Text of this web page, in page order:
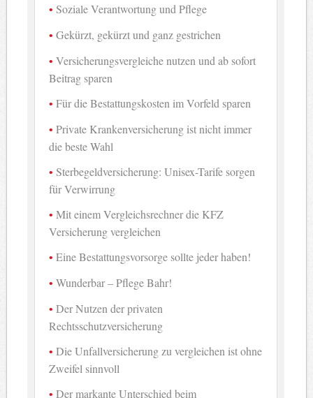
Soziale Verantwortung und Pflege
Gekürzt, gekürzt und ganz gestrichen
Versicherungsvergleiche nutzen und ab sofort
Beitrag sparen
Für die Bestattungskosten im Vorfeld sparen
Private Krankenversicherung ist nicht immer
die beste Wahl
Sterbegeldversicherung: Unisex-Tarife sorgen
für Verwirrung
Mit einem Vergleichsrechner die KFZ
Versicherung vergleichen
Eine Bestattungsvorsorge sollte jeder haben!
Wunderbar – Pflege Bahr!
Der Nutzen der privaten
Rechtsschutzversicherung
Die Unfallversicherung zu vergleichen ist ohne
Zweifel sinnvoll
Der markante Unterschied beim